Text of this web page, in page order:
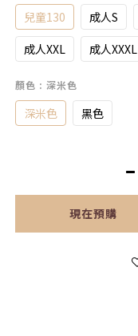
兒童130 成人S
成人XXL
成人XXXL
顏色 : 深米色
深米色 黑色
現在預購